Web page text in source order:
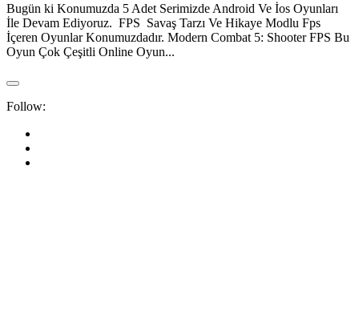
Bugün ki Konumuzda 5 Adet Serimizde Android Ve İos Oyunları
İle Devam Ediyoruz. FPS Savaş Tarzı Ve Hikaye Modlu Fps
İçeren Oyunlar Konumuzdadır. Modern Combat 5: Shooter FPS Bu
Oyun Çok Çeşitli Online Oyun...
Follow: